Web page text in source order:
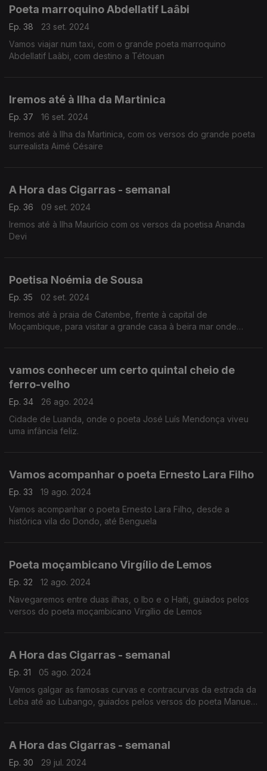
Poeta marroquino Abdellatif Laâbi
Ep. 38
23 set. 2024
Vamos viajar num taxi, com o grande poeta marroquino
Abdellatif Laâbi, com destino a Tétouan
Iremos até à Ilha da Martinica
Ep. 37
16 set. 2024
Iremos até à Ilha da Martinica, com os versos do grande poeta
surrealista Aimé Césaire
A Hora das Cigarras - semanal
Ep. 36
09 set. 2024
Iremos até à Ilha Maurício com os versos da poetisa Ananda
Devi
Poetisa Noémia de Sousa
Ep. 35
02 set. 2024
Iremos até à praia de Catembe, frente à capital de
Moçambique, para visitar a grande casa à beira mar onde
vamos conhecer um certo quintal cheio de
ferro-velho
Ep. 34
26 ago. 2024
Cidade de Luanda, onde o poeta José Luís Mendonça viveu
uma infância feliz.
Vamos acompanhar o poeta Ernesto Lara Filho
Ep. 33
19 ago. 2024
Vamos acompanhar o poeta Ernesto Lara Filho, desde a
histórica vila do Dondo, até Benguela
Poeta moçambicano Virgílio de Lemos
Ep. 32
12 ago. 2024
Navegaremos entre duas ilhas, o Ibo e o Haiti, guiados pelos
versos do poeta moçambicano Virgílio de Lemos
A Hora das Cigarras - semanal
Ep. 31
05 ago. 2024
Vamos galgar as famosas curvas e contracurvas da estrada da
Leba até ao Lubango, guiados pelos versos do poeta Manuel
A Hora das Cigarras - semanal
Ep. 30 29 jul. 2024